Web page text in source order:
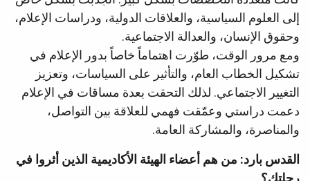
إلى العلوم السياسية، والعلاقات الدولية، ودراسات الإعلام،
وحقوق الإنسان، والعدالة الاجتماعية.
ومع مرور الوقت، طوّرت اهتماماً خاصاً بدور الإعلام في
تشكيل الخطاب العام، والتأثير على السياسات، وتعزيز
التغيير الاجتماعي. لذلك التحقت بعدة مساقات في الإعلام
دعمت دراستي وعمّقت فهمي للعلاقة بين التواصل،
والمناصرة، والمشاركة العامة.
القدس بارد: من هم أعضاء الهيئة الأكاديمية الذين أثروا في
رحلتكِ؟